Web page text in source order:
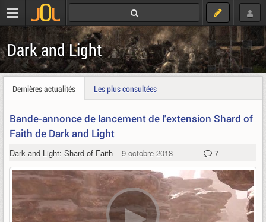
Dark and Light
Dernières actualités Les plus consultées
Bande-annonce de lancement de l'extension Shard of
Faith de Dark and Light
Dark and Light: Shard of Faith 9 octobre 2018 7